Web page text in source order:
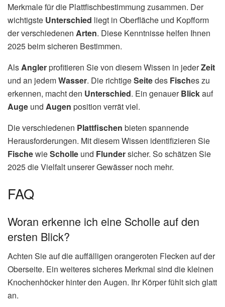
Merkmale für die Plattfischbestimmung zusammen. Der
wichtigste Unterschied liegt in Oberfläche und Kopfform
der verschiedenen Arten. Diese Kenntnisse helfen Ihnen
2025 beim sicheren Bestimmen.
AlsAnglerprofitieren Sie von diesem Wissen in jederZeit
und an jedemWasser. Die richtigeSeitedes Fisches zu
erkennen, macht den Unterschied. Ein genauerBlickauf
Auge und Augen position verrät viel.
Die verschiedenen Plattfischen bieten spannende
Herausforderungen. Mit diesem Wissen identifizieren Sie
FischewieScholle und Flundersicher. So schätzen Sie
2025 die Vielfalt unserer Gewässer noch mehr.
FAQ
Woran erkenne ich eine Scholle auf den
ersten Blick?
Achten Sie auf die auffälligen orangeroten Flecken auf der
Oberseite. Ein weiteres sicheres Merkmal sind die kleinen
Knochenhöcker hinter den Augen. Ihr Körper fühlt sich glatt
an.